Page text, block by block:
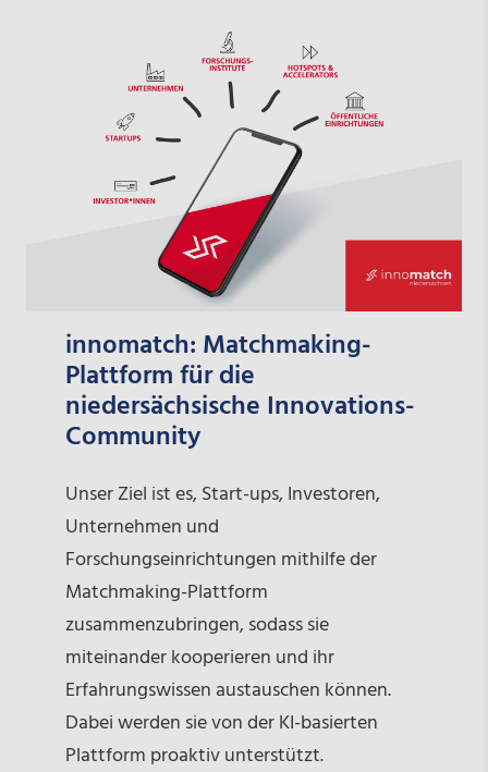
innomatch: Matchmaking-
Plattform für die
niedersächsische Innovations-
Community
Unser Ziel ist es, Start-ups, Investoren,
Unternehmen und
Forschungseinrichtungen mithilfe der
Matchmaking-Plattform
zusammenzubringen, sodass sie
miteinander kooperieren und ihr
Erfahrungswissen austauschen können.
Dabei werden sie von der KI-basierten
Plattform proaktiv unterstützt.